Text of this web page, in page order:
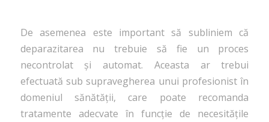
De asemenea este important să subliniem că
deparazitarea nu trebuie să fie un proces
necontrolat și automat. Aceasta ar trebui
efectuată sub supravegherea unui profesionist în
domeniul sănătății, care poate recomanda
tratamente adecvate în funcție de necesitățile